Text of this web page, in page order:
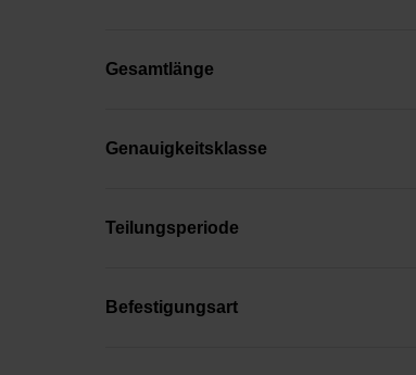
Gesamtlänge
Genauigkeitsklasse
Teilungsperiode
Befestigungsart